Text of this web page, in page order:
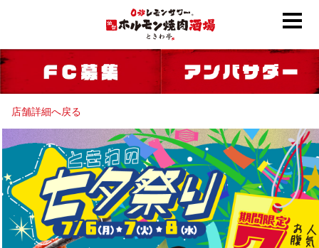
店舗詳細へ戻る